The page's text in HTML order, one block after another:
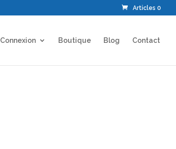
Articles 0
Connexion Boutique Blog Contact